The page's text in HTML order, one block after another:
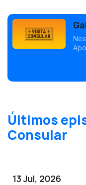
Últimos
Consular
13 Jul, 2026